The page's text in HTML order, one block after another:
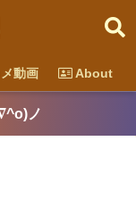
動画 About
ノ